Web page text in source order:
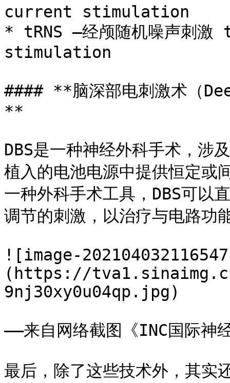
current stimulation
* tRNS –经颅随机噪声刺
stimulation
#### **脑深部电刺激术（
**
DBS是一种神经外科手术，涉
植入的电池电源中提供恒定或
一种外科手术工具，DBS可以
调节的刺激，以治疗与电路功
![image-
(https://
9nj30xy0u04qp.jpg)
——来自网络截图《INC国际神
最后，除了这些技术外，其实